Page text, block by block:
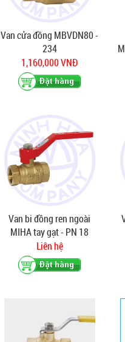
Van cửa đồng MBVDN80 -
234
1,160,000 VNĐ
Van bi đồng ren ngoài
MIHA tay gạt - PN 18
Liên hệ